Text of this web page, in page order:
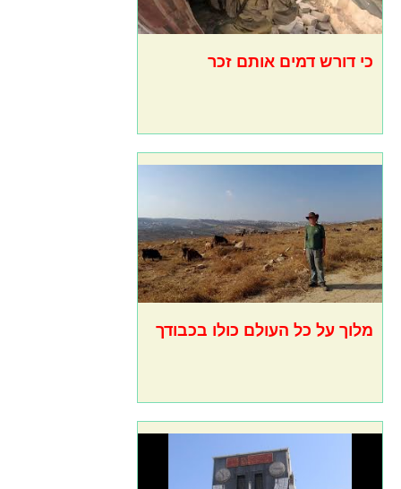
כי דורש דמים אותם זכר
מלוך על כל העולם כולו בכבודך